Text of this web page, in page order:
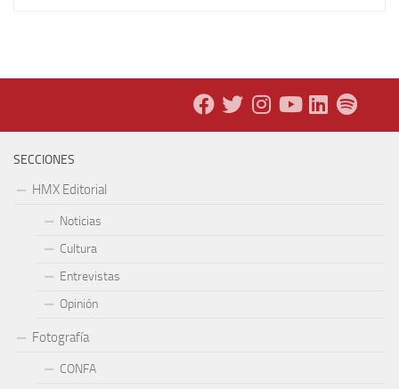
SECCIONES
HMX Editorial
Noticias
Cultura
Entrevistas
Opinión
Fotografía
CONFA